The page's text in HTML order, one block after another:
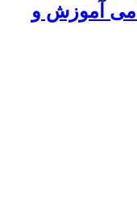
آموزش و